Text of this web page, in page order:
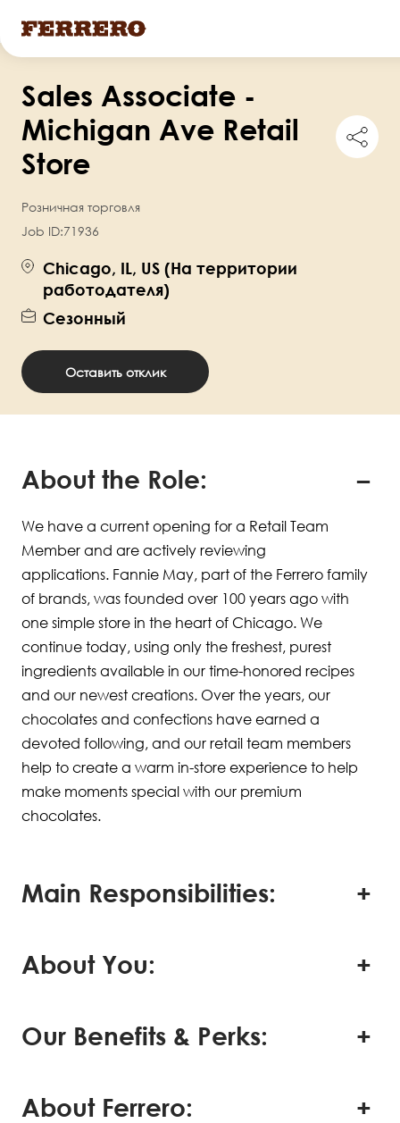
основному
содержанию
Sales Associate -
Michigan Ave Retail
Store
this
Розничная торговля
Job ID:71936
Chicago, IL, US (На территории
работодателя)
Сезонный
Оставить отклик
About the Role:
We have a current opening for a Retail Team
Member and are actively reviewing
applications. Fannie May, part of the Ferrero family
of brands, was founded over 100 years ago with
one simple store in the heart of Chicago. We
continue today, using only the freshest, purest
ingredients available in our time-honored recipes
and our newest creations. Over the years, our
chocolates and confections have earned a
devoted following, and our retail team members
help to create a warm in-store experience to help
make moments special with our premium
chocolates.
Main Responsibilities:
About You:
Our Benefits & Perks:
About Ferrero: